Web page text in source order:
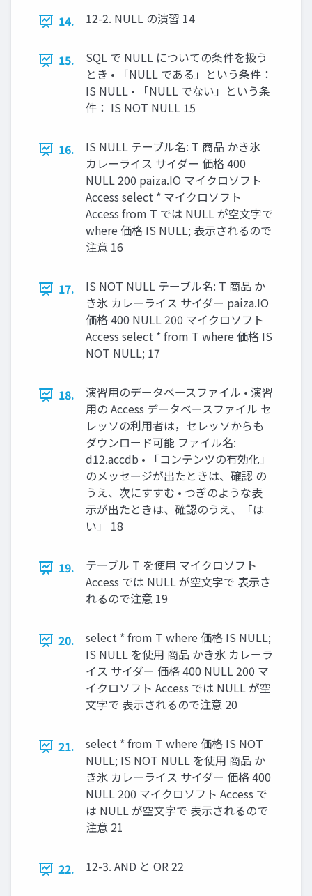
14. 12-2. NULL の演習 14
15.
SQL で NULL についての条件を扱う
とき • 「NULL である」という条件：
IS NULL • 「NULL でない」という条
件： IS NOT NULL 15
16.
IS NULL テーブル名: T 商品 かき氷
カレーライス サイダー 価格 400
NULL 200 paiza.IO マイクロソフト
Access select * マイクロソフト
Access from T では NULL が空文字で
where 価格 IS NULL; 表示されるので
注意 16
17.
IS NOT NULL テーブル名: T 商品 か
き氷 カレーライス サイダー paiza.IO
価格 400 NULL 200 マイクロソフト
Access select * from T where 価格 IS
NOT NULL; 17
18.
演習用のデータベースファイル • 演習
用の Access データベースファイル セ
レッソの利用者は，セレッソからも
ダウンロード可能 ファイル名:
d12.accdb • 「コンテンツの有効化」
のメッセージが出たときは、確認 の
うえ、次にすすむ • つぎのような表
示が出たときは、確認のうえ、「は
い」 18
19.
テーブル T を使用 マイクロソフト
Access では NULL が空文字で 表示さ
れるので注意 19
20.
select * from T where 価格 IS NULL;
IS NULL を使用 商品 かき氷 カレーラ
イス サイダー 価格 400 NULL 200 マ
イクロソフト Access では NULL が空
文字で 表示されるので注意 20
21.
select * from T where 価格 IS NOT
NULL; IS NOT NULL を使用 商品 か
き氷 カレーライス サイダー 価格 400
NULL 200 マイクロソフト Access で
は NULL が空文字で 表示されるので
注意 21
22. 12-3. AND と OR 22